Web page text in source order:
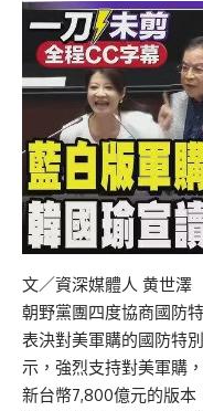
文／資深媒體人 黄世澤
朝野黨團四度協商國防
表決對美軍購的國防特
示，強烈支持對美軍購
新台幣7,800億元的版本